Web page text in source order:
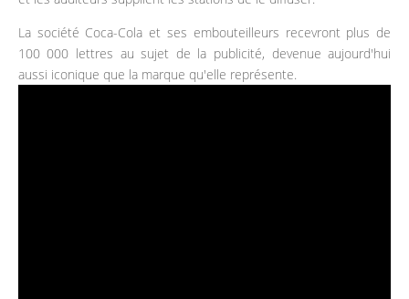
La société Coca-Cola et ses embouteilleurs recevront plus de
100 000 lettres au sujet de la publicité, devenue aujourd'hui
aussi iconique que la marque qu'elle représente.